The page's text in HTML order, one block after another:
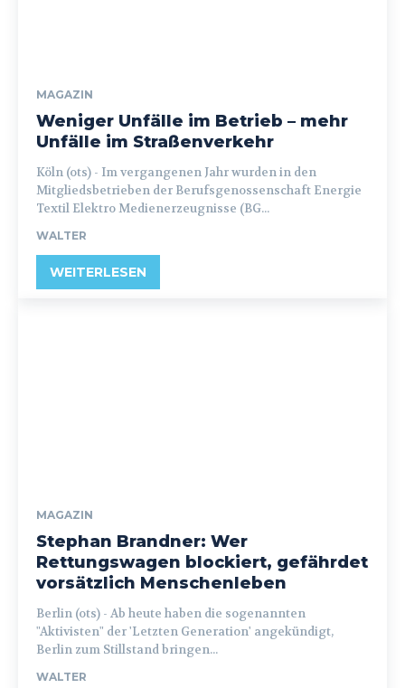
MAGAZIN
Weniger Unfälle im Betrieb – mehr
Unfälle im Straßenverkehr
Köln (ots) - Im vergangenen Jahr wurden in den
Mitgliedsbetrieben der Berufsgenossenschaft Energie
Textil Elektro Medienerzeugnisse (BG...
WALTER
WEITERLESEN
MAGAZIN
Stephan Brandner: Wer
Rettungswagen blockiert, gefährdet
vorsätzlich Menschenleben
Berlin (ots) - Ab heute haben die sogenannten
"Aktivisten" der 'Letzten Generation' angekündigt,
Berlin zum Stillstand bringen...
WALTER